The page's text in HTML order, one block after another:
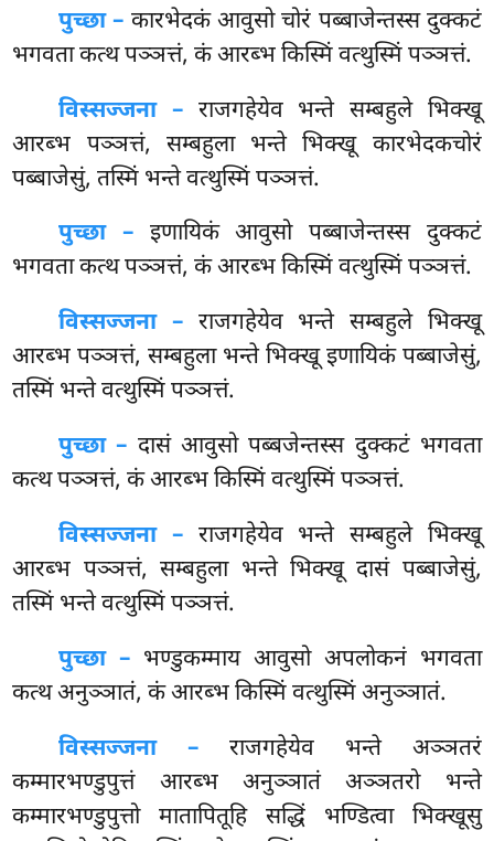
पुच्छा – कारभेदकं आवुसो चोरं पब्बाजेन्तस्स दुक्कटं
भगवता कत्थ पञ्ञत्तं, कं आरब्भ किस्मिं वत्थुस्मिं पञ्ञत्तं.
विस्सज्जना –राजगहेयेव भन्ते सम्बहुले भिक्खू
आरब्भ पञ्ञत्तं, सम्बहुला भन्ते भिक्खू कारभेदकचोरं
पब्बाजेसुं, तस्मिं भन्ते वत्थुस्मिं पञ्ञत्तं.
पुच्छा –इणायिकं आवुसो पब्बाजेन्तस्स दुक्कटं
भगवता कत्थ पञ्ञत्तं, कं आरब्भ किस्मिं वत्थुस्मिं पञ्ञत्तं.
विस्सज्जना –राजगहेयेव भन्ते सम्बहुले भिक्खू
आरब्भ पञ्ञत्तं, सम्बहुला भन्ते भिक्खू इणायिकं पब्बाजेसुं,
तस्मिं भन्ते वत्थुस्मिं पञ्ञत्तं.
पुच्छा – दासं आवुसो पब्बजेन्तस्स दुक्कटं भगवता
कत्थ पञ्ञत्तं, कं आरब्भ किस्मिं वत्थुस्मिं पञ्ञत्तं.
विस्सज्जना –राजगहेयेव भन्ते सम्बहुले भिक्खू
आरब्भ पञ्ञत्तं, सम्बहुला भन्ते भिक्खू दासं पब्बाजेसुं,
तस्मिं भन्ते वत्थुस्मिं पञ्ञत्तं.
पुच्छा –भण्डुकम्माय आवुसो अपलोकनं भगवता
कत्थ अनुञ्ञातं, कं आरब्भ किस्मिं वत्थुस्मिं अनुञ्ञातं.
विस्सज्जना –राजगहेयेव भन्ते अञ्ञतरं
कम्मारभण्डुपुत्तं आरब्भ अनुञ्ञातं अञ्ञतरो भन्ते
कम्मारभण्डुपुत्तो मातापितूहि सद्धिं भण्डित्वा भिक्खूसु